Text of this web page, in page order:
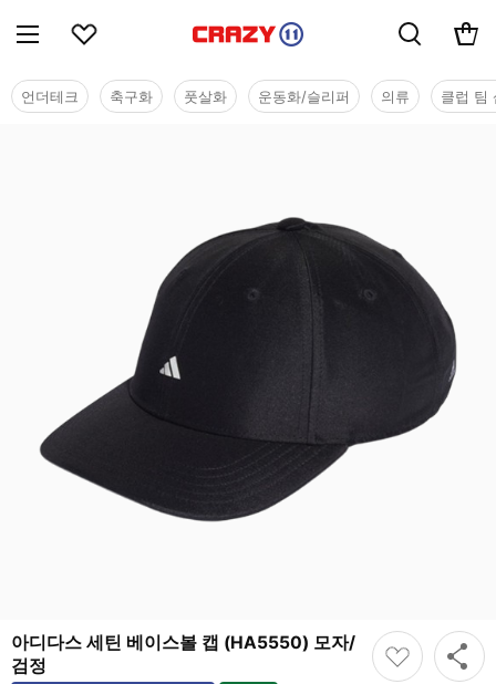
언더테크 축구화 풋살화 운동화/슬리퍼 의류 클럽 팀
아디다스 세틴 베이스볼 캡 (HA5550) 모자/
검정